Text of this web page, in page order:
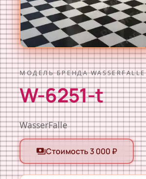
МОДЕЛЬ БРЕНДА WASSERFALLE
W-6251-t
WasserFalle
paymentsСтоимость 3 000 ₽